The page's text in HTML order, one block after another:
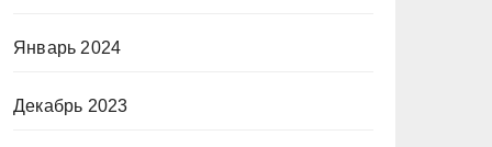
Январь 2024
Декабрь 2023